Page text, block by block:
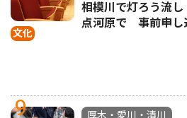
文化
相模川で灯ろう流
点河原で 事前申し
9 厚木・愛川・清川